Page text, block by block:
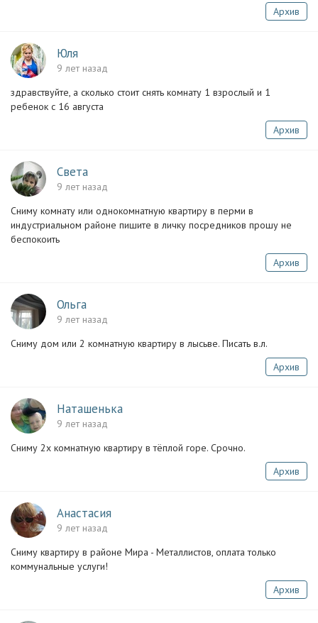
Архив
Юля
9 лет назад
здравствуйте, а сколько стоит снять комнату 1 взрослый и 1
ребенок с 16 августа
Архив
Света
9 лет назад
Сниму комнату или однокомнатную квартиру в перми в
индустриальном районе пишите в личку посредников прошу не
беспокоить
Архив
Ольга
9 лет назад
Сниму дом или 2 комнатную квартиру в лысьве. Писать в.л.
Архив
Наташенька
9 лет назад
Сниму 2х комнатную квартиру в тёплой горе. Срочно.
Архив
Анастасия
9 лет назад
Сниму квартиру в районе Мира - Металлистов, оплата только
коммунальные услуги!
Архив